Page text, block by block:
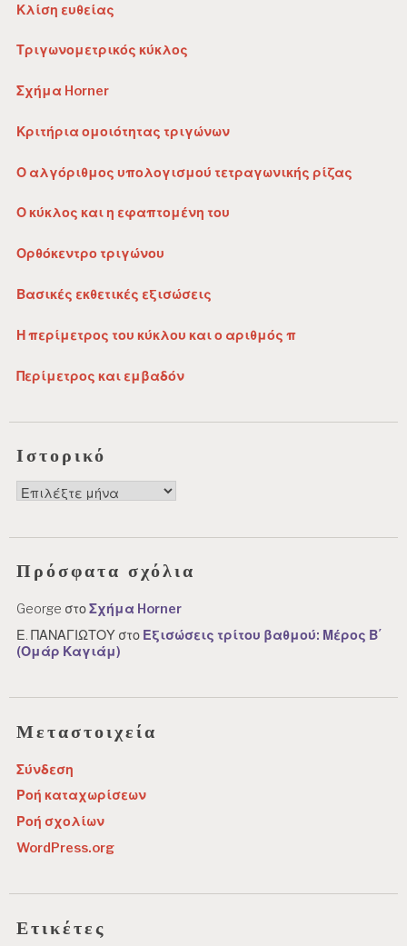
Κλίση ευθείας
Τριγωνομετρικός κύκλος
Σχήμα Horner
Κριτήρια ομοιότητας τριγώνων
Ο αλγόριθμος υπολογισμού τετραγωνικής ρίζας
Ο κύκλος και η εφαπτομένη του
Ορθόκεντρο τριγώνου
Βασικές εκθετικές εξισώσεις
Η περίμετρος του κύκλου και ο αριθμός π
Περίμετρος και εμβαδόν
Ιστορικό
Ιστορικό
Πρόσφατα σχόλια
George στοΣχήμα Horner
Ε. ΠΑΝΑΓΙΩΤΟΥ στο Εξισώσεις τρίτου βαθμού: Μέρος Β΄
(Ομάρ Καγιάμ)
Μεταστοιχεία
Σύνδεση
Ροή καταχωρίσεων
Ροή σχολίων
WordPress.org
Ετικέτες